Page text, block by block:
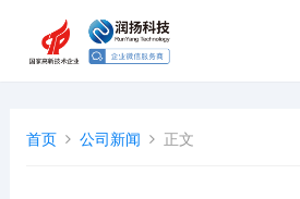
首页 公司新闻 正文